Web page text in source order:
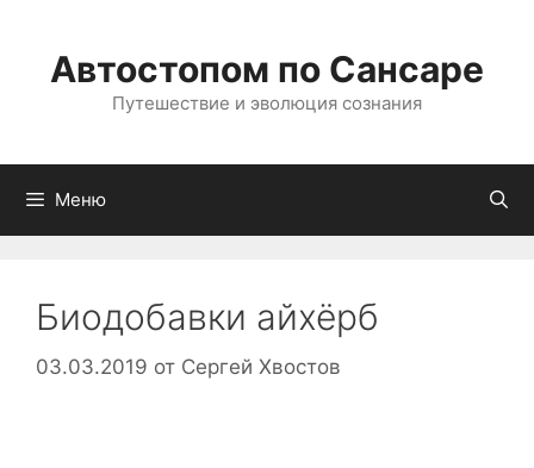
содержимому
Автостопом по Сансаре
Путешествие и эволюция сознания
Меню
Биодобавки айхёрб
03.03.2019 от Сергей Хвостов